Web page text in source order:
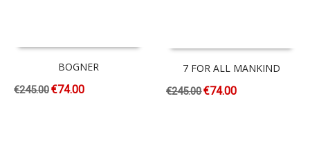
BOGNER
€245.00€74.00
7 FOR ALL MANKIND
€245.00€74.00